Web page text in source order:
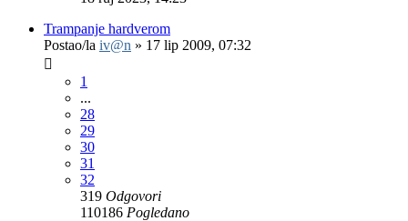
Trampanje hardverom
Postao/la iv@n » 17 lip 2009, 07:32
1
...
28
29
30
31
32
319 Odgovori
110186 Pogledano